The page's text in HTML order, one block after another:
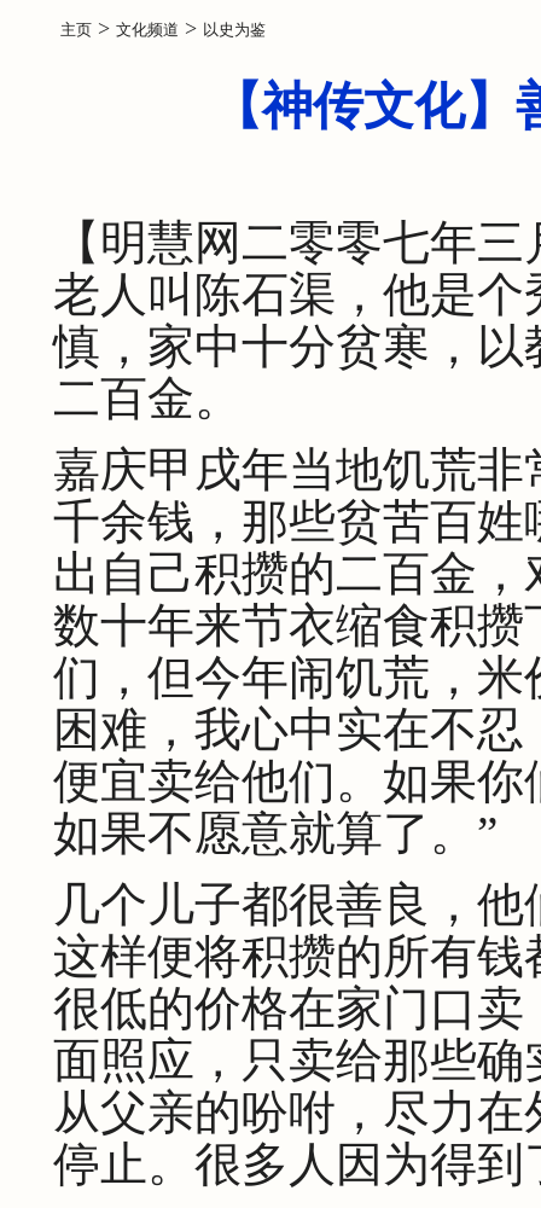
主页 > 文化频道 > 以史为鉴
【神传文化
【明慧网二零零七年
老人叫陈石渠，他是
慎，家中十分贫寒，
二百金。
嘉庆甲戌年当地饥荒
千余钱，那些贫苦百
出自己积攒的二百金
数十年来节衣缩食积
们，但今年闹饥荒，
困难，我心中实在不
便宜卖给他们。如果
如果不愿意就算了。”
几个儿子都很善良，
这样便将积攒的所有
很低的价格在家门口
面照应，只卖给那些
从父亲的吩咐，尽力
停止。很多人因为得